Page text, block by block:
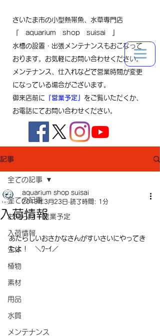
さいたま市の小型熱帯魚、水草専門店
『 aquarium shop suisai 』
水槽の設置・出張メンテナンスもおこなって
おります。お気軽にお問い合わせください。
メンテナンス、仕入れなどで営業時間が変更
になっている場合がございます。
御来店前に 『営業予定』 をご覧いただくか、
お電話にてお問い合わせください。
記事
全ての記事
お知らせ・営業予定
入荷情報
生体
植物
素材
用品
水質
メンテナンス
全ての記事
入荷情報
aquarium shop suisai
2019年3月23日 読了時間: 1分
あたらしいおさかなさんがすいさいにやってき
たよ！　＼ﾜｰｲ／